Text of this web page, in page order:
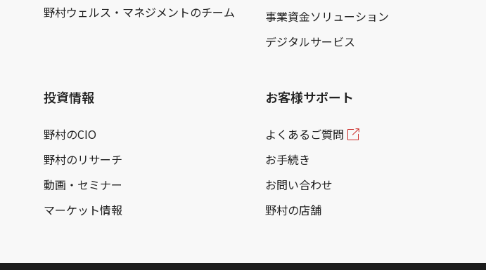
野村ウェルス・マネジメントのチーム
事業資金ソリューション
デジタルサービス
投資情報
野村のCIO
野村のリサーチ
動画・セミナー
マーケット情報
お客様サポート
よくあるご質問
お手続き
お問い合わせ
野村の店舗